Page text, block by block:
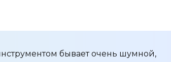
бывает очень шумной,